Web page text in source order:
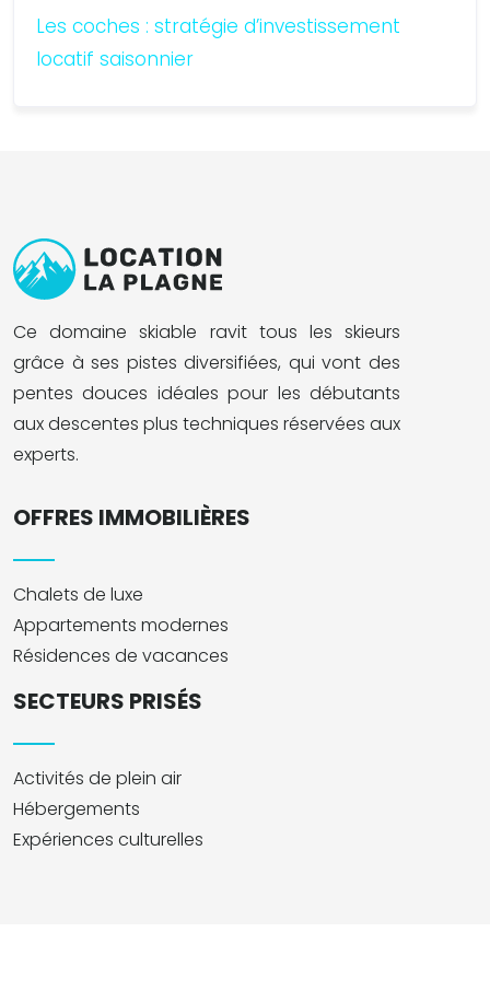
Les coches : stratégie d’investissement
locatif saisonnier
Ce domaine skiable ravit tous les skieurs
grâce à ses pistes diversifiées, qui vont des
pentes douces idéales pour les débutants
aux descentes plus techniques réservées aux
experts.
OFFRES IMMOBILIÈRES
Chalets de luxe
Appartements modernes
Résidences de vacances
SECTEURS PRISÉS
Activités de plein air
Hébergements
Expériences culturelles